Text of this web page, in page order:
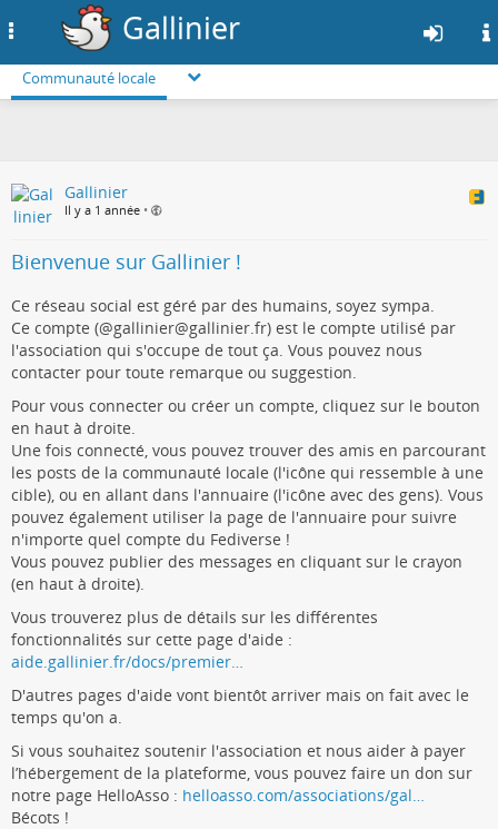
principal
Gallinier
Communauté locale
Gallinier
Il y a 1 année •
Bienvenue sur Gallinier !
Ce réseau social est géré par des humains, soyez sympa.
Ce compte (@gallinier@gallinier.fr) est le compte utilisé par
l'association qui s'occupe de tout ça. Vous pouvez nous
contacter pour toute remarque ou suggestion.
Pour vous connecter ou créer un compte, cliquez sur le bouton
en haut à droite.
Une fois connecté, vous pouvez trouver des amis en parcourant
les posts de la communauté locale (l'icône qui ressemble à une
cible), ou en allant dans l'annuaire (l'icône avec des gens). Vous
pouvez également utiliser la page de l'annuaire pour suivre
n'importe quel compte du Fediverse !
Vous pouvez publier des messages en cliquant sur le crayon
(en haut à droite).
Vous trouverez plus de détails sur les différentes
fonctionnalités sur cette page d'aide :
aide.gallinier.fr/docs/premier…
D'autres pages d'aide vont bientôt arriver mais on fait avec le
temps qu'on a.
Si vous souhaitez soutenir l'association et nous aider à payer
l’hébergement de la plateforme, vous pouvez faire un don sur
notre page HelloAsso : helloasso.com/associations/gal…
Bécots !